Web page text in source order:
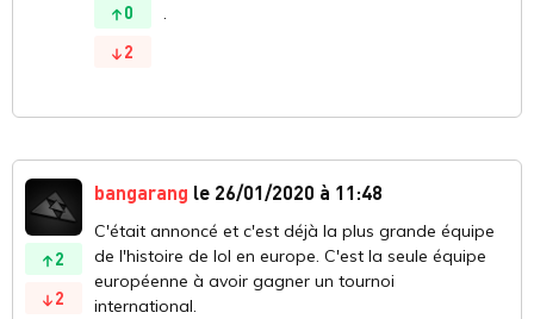
0
2
.
2
2
bangarang le 26/01/2020 à 11:48
C'était annoncé et c'est déjà la plus grande équipe
de l'histoire de lol en europe. C'est la seule équipe
européenne à avoir gagner un tournoi
international.